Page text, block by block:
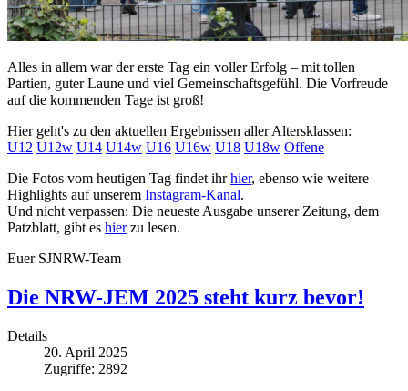
Alles in allem war der erste Tag ein voller Erfolg – mit tollen
Partien, guter Laune und viel Gemeinschaftsgefühl. Die Vorfreude
auf die kommenden Tage ist groß!
Hier geht's zu den aktuellen Ergebnissen aller Altersklassen:
U12 U12w U14 U14w U16 U16w U18 U18w Offene
Die Fotos vom heutigen Tag findet ihrhier, ebenso wie weitere
Highlights auf unserem Instagram-Kanal.
Und nicht verpassen: Die neueste Ausgabe unserer Zeitung, dem
Patzblatt, gibt es hierzu lesen.
Euer SJNRW-Team
Die NRW-JEM 2025 steht kurz bevor!
Details
20. April 2025
Zugriffe: 2892